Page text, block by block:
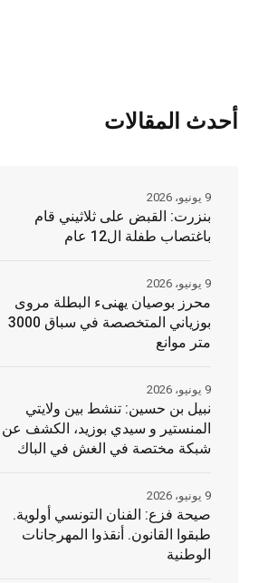
أحدث المقالات
بنزرت: القبض على ثلاثيني قام
باغتصاب طفلة ال12 عام
9 يونيو، 2026
محرز بوصيان يهنىء البطلة مروى
بوزياني المتخصصة في سباق 3000
متر موانع
9 يونيو، 2026
نبيل بن حسين: تنشط بين ولايتي
المنستير و سيدي بوزيد، الكشف عن
شبكة مختصة في الغش في الباك
9 يونيو، 2026
صيحة فزع: الفنان التونسي أولوية.
طبقوا القانون. أنقذوا المهرجانات
الوطنية
9 يونيو، 2026